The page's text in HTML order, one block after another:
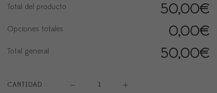
Total del producto 50,00€
Opciones totales 0,00€
Total general 50,00€
CANTIDAD